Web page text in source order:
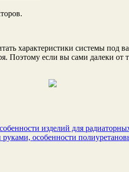
характеристики системы
Поэтому если вы сами далеки
изделий для
особенности